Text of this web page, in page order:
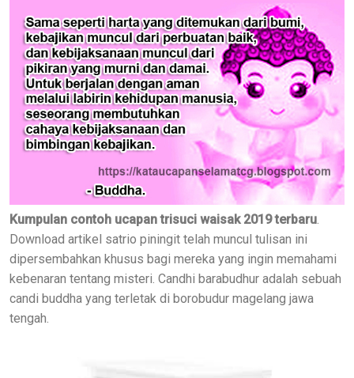
Kumpulan contoh ucapan trisuci waisak 2019 terbaru.
Download artikel satrio piningit telah muncul tulisan ini
dipersembahkan khusus bagi mereka yang ingin memahami
kebenaran tentang misteri. Candhi barabudhur adalah sebuah
candi buddha yang terletak di borobudur magelang jawa
tengah.